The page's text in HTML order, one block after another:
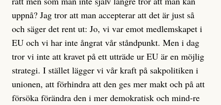
uppnå? Jag tror att man accepterar att det är just så
och säger det rent ut: Jo, vi var emot medlemskapet i
EU och vi har inte ångrat vår ståndpunkt. Men i dag
tror vi inte att kravet på ett utträde ur EU är en möjlig
strategi. I stället lägger vi vår kraft på sakpolitiken i
unionen, att förhindra att den ges mer makt och på att
försöka förändra den i mer demokratisk och mind-re